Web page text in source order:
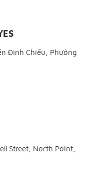
Đình Chiểu, Phường
Street, North Point,